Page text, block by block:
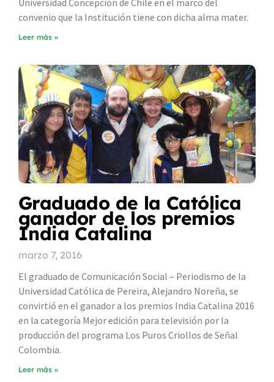
Universidad Concepción de Chile en el marco del
convenio que la Institución tiene con dicha alma mater.
Leer más »
Graduado de la Católica
ganador de los premios
India Catalina
marzo 7, 2016
El graduado de Comunicación Social – Periodismo de la
Universidad Católica de Pereira, Alejandro Noreña, se
convirtió en el ganador a los premios India Catalina 2016
en la categoría Mejor edición para televisión por la
producción del programa Los Puros Criollos de Señal
Colombia.
Leer más »